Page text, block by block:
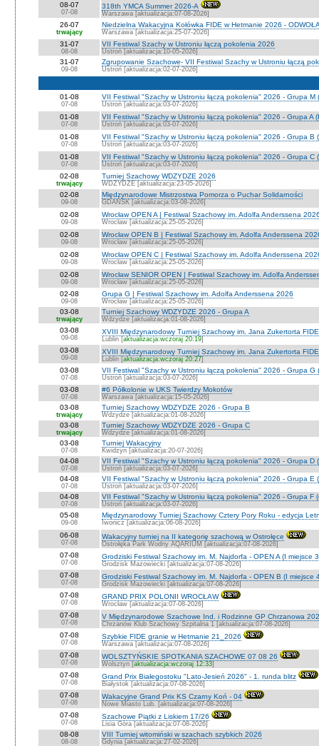
08-07
07-08
318th YMCA Summer 2026-A
Warszawa [aktualizacja:07-08-2026]
26-07
trwający
Niedzielna Wakacyjna Kołówka FIDE w Hetmanie 2026 -
Warszawa [aktualizacja:25-07-2026]
31-07
08-08
VII Festiwal Szachy w Ustroniu łączą pokolenia 2026
Ustroń [aktualizacja:10-05-2026]
31-07
09-08
Zgrupowanie Szachowe- VII Festiwal Szachy w Ustroniu łączą
Ustroń [aktualizacja:02-07-2026]
01-08
07-08
VII Festiwal "Szachy w Ustroniu łączą pokolenia" 2026 - Grupa M
Ustroń [aktualizacja:03-07-2026]
01-08
07-08
VII Festiwal "Szachy w Ustroniu łączą pokolenia" 2026 - Grupa A
Ustroń [aktualizacja:03-07-2026]
01-08
07-08
VII Festiwal "Szachy w Ustroniu łączą pokolenia" 2026 - Grupa B
Ustroń [aktualizacja:03-07-2026]
01-08
07-08
VII Festiwal "Szachy w Ustroniu łączą pokolenia" 2026 - Grupa C
Ustroń [aktualizacja:03-07-2026]
02-08
trwający
Turniej Szachowy WDZYDZE 2026
WDZYDZE [aktualizacja:23-05-2026]
02-08
09-08
Międzynarodowe Mistrzostwa Pomorza o Puchar Solidarności
GDAŃSK [aktualizacja:03-08-2026]
02-08
09-08
Wrocław OPEN A | Festiwal Szachowy im. Adolfa Anderssena
Wrocław [aktualizacja:25-05-2026]
02-08
09-08
Wrocław OPEN B | Festiwal Szachowy im. Adolfa Anderssena
Wrocław [aktualizacja:25-05-2026]
02-08
09-08
Wrocław OPEN C | Festiwal Szachowy im. Adolfa Anderssena
Wrocław [aktualizacja:25-05-2026]
02-08
09-08
Wrocław SENIOR OPEN | Festiwal Szachowy im. Adolfa
Wrocław [aktualizacja:25-05-2026]
02-08
09-08
Grupa G | Festiwal Szachowy im. Adolfa Anderssena 2026
Wrocław [aktualizacja:25-05-2026]
03-08
trwający
Turniej Szachowy WDZYDZE 2026 - Grupa A
Wdzydze [aktualizacja:01-08-2026]
03-08
09-08
XVIII Międzynarodowy Turniej Szachowy im. Jana Zukertorta
Lublin [aktualizacja:wczoraj 20:19]
03-08
09-08
XVIII Międzynarodowy Turniej Szachowy im. Jana Zukertorta
Lublin [aktualizacja:wczoraj 20:27]
03-08
07-08
VII Festiwal "Szachy w Ustroniu łączą pokolenia" 2026 - Grupa G
Ustroń [aktualizacja:03-07-2026]
03-08
07-08
#6 Półkolonie w UKS Twierdzy Mokotów
Warszawa [aktualizacja:15-05-2026]
03-08
trwający
Turniej Szachowy WDZYDZE 2026 - Grupa B
Wdzydze [aktualizacja:01-08-2026]
03-08
trwający
Turniej Szachowy WDZYDZE 2026 - Grupa C
Wdzydze [aktualizacja:01-08-2026]
03-08
07-08
Turniej Wakacyjny
Kwidzyn [aktualizacja:20-07-2026]
04-08
07-08
VII Festiwal "Szachy w Ustroniu łączą pokolenia" 2026 - Grupa D
Ustroń [aktualizacja:03-07-2026]
04-08
07-08
VII Festiwal "Szachy w Ustroniu łączą pokolenia" 2026 - Grupa E
Ustroń [aktualizacja:03-07-2026]
04-08
07-08
VII Festiwal "Szachy w Ustroniu łączą pokolenia" 2026 - Grupa F
Ustroń [aktualizacja:03-07-2026]
05-08
09-08
Międzynarodowy Turniej Szachowy Cztery Pory Roku - edycja
Iwonicz [aktualizacja:06-08-2026]
06-08
07-08
Wakacyjny turniej na II kategorię szachową w Ostrołęce
Ostrołęka Park Wodny AQARIUM [aktualizacja:07-08-2026]
07-08
07-08
Grodziski Festiwal Szachowy im. M. Najdorfa - OPEN A (I miejsce
Grodzisk Mazowiecki [aktualizacja:07-08-2026]
07-08
07-08
Grodziski Festiwal Szachowy im. M. Najdorfa - OPEN B (I miejsce
Grodzisk Mazowiecki [aktualizacja:07-08-2026]
07-08
07-08
GRAND PRIX POLONII WROCŁAW
Wrocław [aktualizacja:07-08-2026]
07-08
07-08
V Międzynarodowe Szachowe Ind. i Rodzinne GP Chrzanowa
Chrzanów Klub Szachowy Szpitalna 1 [aktualizacja:07-08-2026]
07-08
07-08
Szybkie FIDE granie w Hetmanie 21_2026
Warszawa [aktualizacja:07-08-2026]
07-08
07-08
WOLSZTYŃSKIE SPOTKANIA SZACHOWE 07 08 26
Wolsztyn [aktualizacja:wczoraj 12:33]
07-08
07-08
Grand Prix Białegostoku "Lato-Jesień 2026" - 1. runda blitz
Białystok [aktualizacja:07-08-2026]
07-08
07-08
Wakacyjne Grand Prix KS Czarny Koń - 04
Nowe Miasto Lub. [aktualizacja:07-08-2026]
07-08
07-08
Szachowe Piątki z Liskiem 17/26
Lisia Góra [aktualizacja:07-08-2026]
08-08
08-08
VIII Turniej witomiński w szachach szybkich 2026
Gdynia [aktualizacja:27-02-2026]